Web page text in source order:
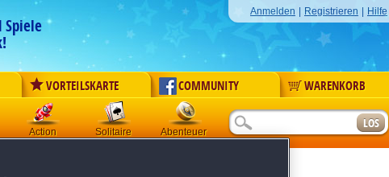
Anmelden Registrieren Hilfe
VORTEILSKARTE COMMUNITY WARENKORB
Action Solitaire Abenteuer
gestartet für: